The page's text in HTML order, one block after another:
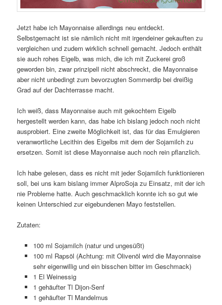
Jetzt habe ich Mayonnaise allerdings neu entdeckt.
Selbstgemacht ist sie nämlich nicht mit irgendeiner gekauften zu
vergleichen und zudem wirklich schnell gemacht. Jedoch enthält
sie auch rohes Eigelb, was mich, die ich mit Zuckerei groß
geworden bin, zwar prinzipell nicht abschreckt, die Mayonnaise
aber nicht unbedingt zum bevorzugten Sommerdip bei dreißig
Grad auf der Dachterrasse macht.
Ich weiß, dass Mayonnaise auch mit gekochtem Eigelb
hergestellt werden kann, das habe ich bislang jedoch noch nicht
ausprobiert. Eine zweite Möglichkeit ist, das für das Emulgieren
veranwortliche Lecithin des Eigelbs mit dem der Sojamilch zu
ersetzen. Somit ist diese Mayonnaise auch noch rein pflanzlich.
Ich habe gelesen, dass es nicht mit jeder Sojamilch funktionieren
soll, bei uns kam bislang immer AlproSoja zu Einsatz, mit der ich
nie Probleme hatte. Auch geschmacklich konnte ich so gut wie
keinen Unterschied zur eigebundenen Mayo feststellen.
Zutaten:
100 ml Sojamilch (natur und ungesüßt)
100 ml Rapsöl (Achtung: mit Olivenöl wird die Mayonnaise
sehr eigenwillig und ein bisschen bitter im Geschmack)
1 El Weinessig
1 gehäufter Tl Dijon-Senf
1 gehäufter Tl Mandelmus